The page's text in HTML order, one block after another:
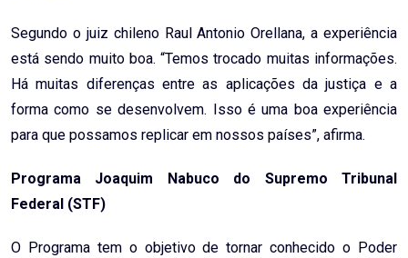
Segundo o juiz chileno Raul Antonio Orellana, a experiência
está sendo muito boa. “Temos trocado muitas informações.
Há muitas diferenças entre as aplicações da justiça e a
forma como se desenvolvem. Isso é uma boa experiência
para que possamos replicar em nossos países”, afirma.
Programa Joaquim Nabuco do Supremo Tribunal
Federal (STF)
O Programa tem o objetivo de tornar conhecido o Poder